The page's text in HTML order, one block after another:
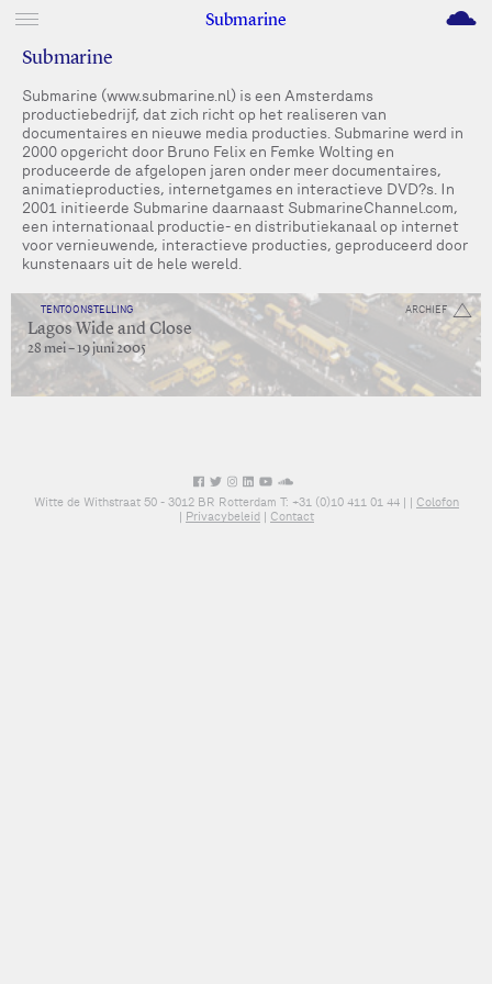
Submarine M
Submarine
Submarine (www.submarine.nl) is een Amsterdams
productiebedrijf, dat zich richt op het realiseren van
documentaires en nieuwe media producties. Submarine werd in
2000 opgericht door Bruno Felix en Femke Wolting en
produceerde de afgelopen jaren onder meer documentaires,
animatieproducties, internetgames en interactieve DVD?s. In
2001 initieerde Submarine daarnaast SubmarineChannel.com,
een internationaal productie- en distributiekanaal op internet
voor vernieuwende, interactieve producties, geproduceerd door
kunstenaars uit de hele wereld.
ARCHIEF
TENTOONSTELLING
Lagos Wide and Close
28 mei – 19 juni 2005
Witte de Withstraat 50 - 3012 BR Rotterdam T: +31 (0)10 411 01 44 | | Colofon
| Privacybeleid| Contact